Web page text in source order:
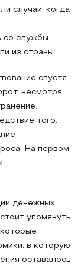
случаи, когда
со службы.
из страны.
спустя
несмотря
того,
На первом
денежных
упомянуть
в которую
оставалось